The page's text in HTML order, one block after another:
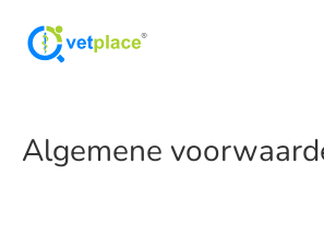
Algemene